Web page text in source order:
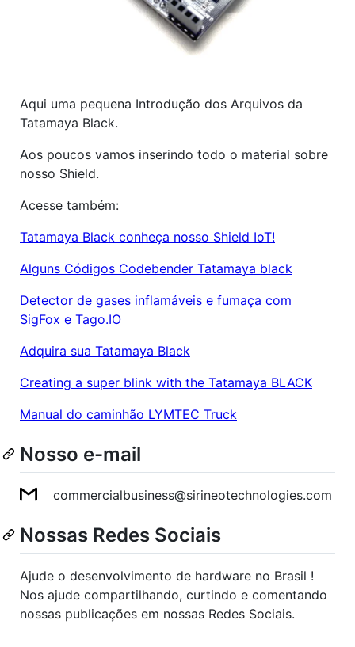
Aqui uma pequena Introdução dos Arquivos da
Tatamaya Black.
Aos poucos vamos inserindo todo o material sobre
nosso Shield.
Acesse também:
Tatamaya Black conheça nosso Shield IoT!
Alguns Códigos Codebender Tatamaya black
Detector de gases inflamáveis e fumaça com
SigFox e Tago.IO
Adquira sua Tatamaya Black
Creating a super blink with the Tatamaya BLACK
Manual do caminhão LYMTEC Truck
Nosso e-mail
commercialbusiness@sirineotechnologies.com
Nossas Redes Sociais
Ajude o desenvolvimento de hardware no Brasil !
Nos ajude compartilhando, curtindo e comentando
nossas publicações em nossas Redes Sociais.